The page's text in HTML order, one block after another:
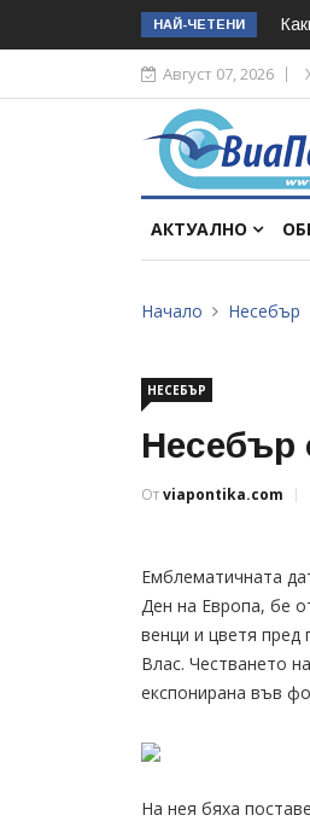
НАЙ-ЧЕТЕНИ
Август 07, 2026
АКТУАЛНО
Начало Несебър
НЕСЕБЪР
Несебър
Отviapontika.com
Eмблематичната
Ден на Европа, бе
венци и цветя
Влас. Честването
експонирана във
На нея бяха